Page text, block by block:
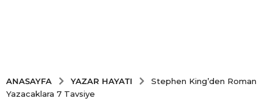
ANASAYFA YAZAR HAYATI
Stephen King’den Roman
Yazacaklara 7 Tavsiye